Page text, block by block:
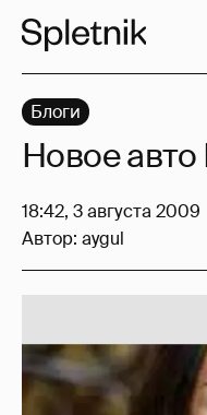
Блоги
Новое
18:42, 3 августа 2009
Автор: aygul